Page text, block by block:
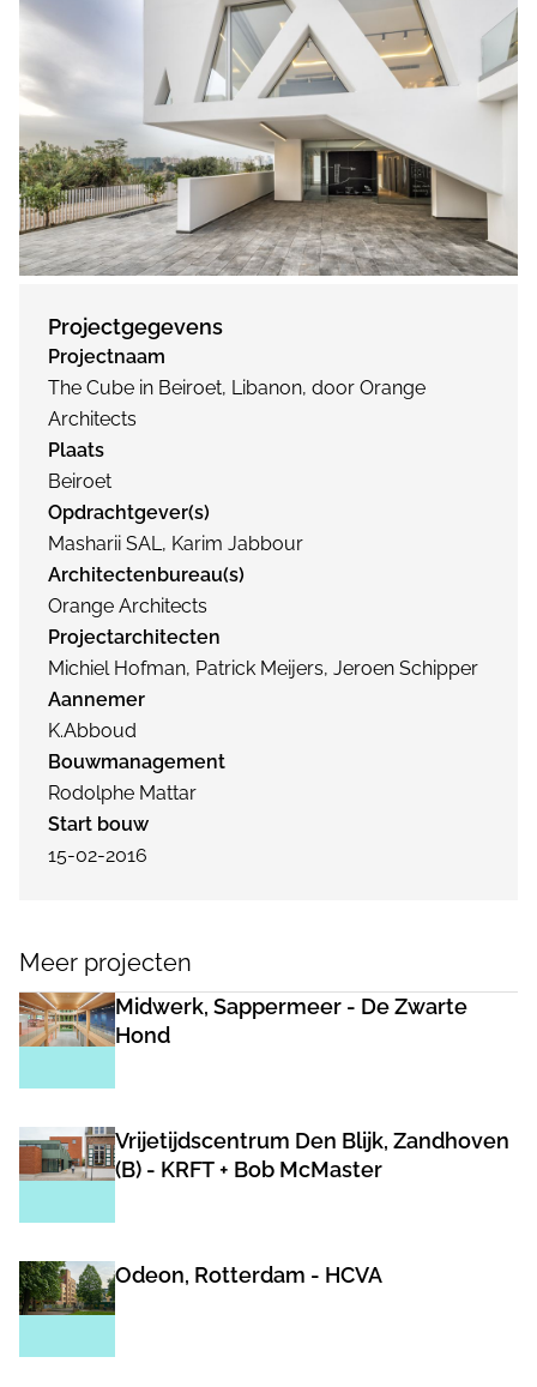
Projectgegevens
Projectnaam
The Cube in Beiroet, Libanon, door Orange
Architects
Plaats
Beiroet
Opdrachtgever(s)
Masharii SAL, Karim Jabbour
Architectenbureau(s)
Orange Architects
Projectarchitecten
Michiel Hofman, Patrick Meijers, Jeroen Schipper
Aannemer
K.Abboud
Bouwmanagement
Rodolphe Mattar
Start bouw
15-02-2016
Meer projecten
Midwerk, Sappermeer - De Zwarte
Hond
Vrijetijdscentrum Den Blijk, Zandhoven
(B) - KRFT + Bob McMaster
Odeon, Rotterdam - HCVA